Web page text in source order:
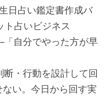
日占い鑑定書作成バ
ト占いビジネス
自分でやった方が早
・行動を設計して回
い。今日から回す実